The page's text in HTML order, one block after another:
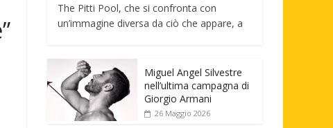
The Pitti Pool, che si confronta con
un’immagine diversa da ciò che appare, a
Miguel Angel Silvestre
nell’ultima campagna di
Giorgio Armani
26 Maggio 2026